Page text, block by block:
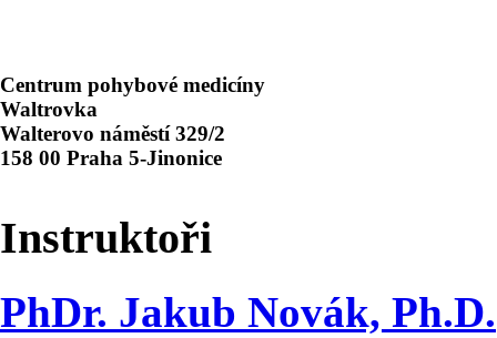
Centrum pohybové medicíny
Waltrovka
Walterovo náměstí 329/2
158 00 Praha 5-Jinonice
Instruktoři
PhDr. Jakub Novák, Ph.D.